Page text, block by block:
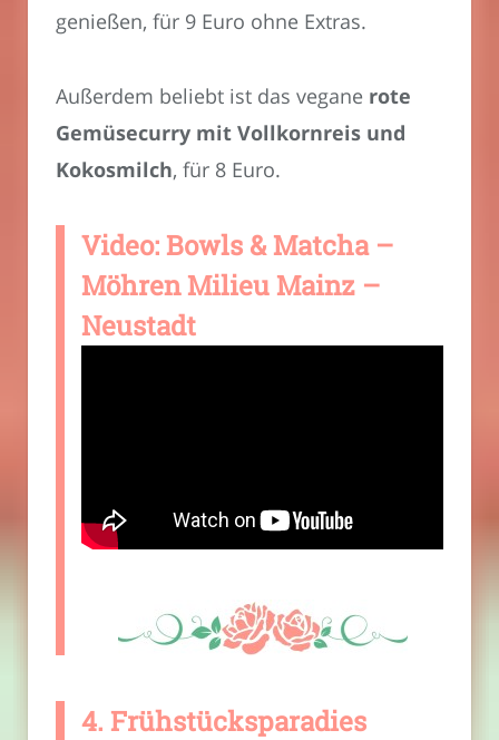
genießen, für 9 Euro ohne Extras.
Außerdem beliebt ist das vegane rote
Gemüsecurry mit Vollkornreis und
Kokosmilch, für 8 Euro.
Video: Bowls & Matcha –
Möhren Milieu Mainz –
Neustadt
4. Frühstücksparadies